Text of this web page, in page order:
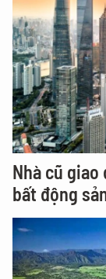
Nhà cũ
bất động